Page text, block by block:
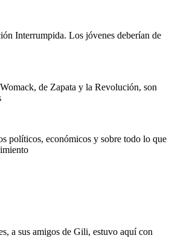
Interrumpida. Los jóvenes deberían de
de Zapata y la Revolución, son
políticos, económicos y sobre todo lo que
a sus amigos de Gili, estuvo aquí con